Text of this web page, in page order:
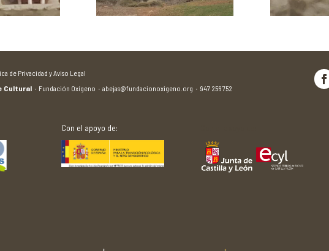
de Privacidad y Aviso Legal
Cultural · Fundación Oxígeno ·abejas@fundacionoxigeno.org · 947 256 752
Con el apoyo de: